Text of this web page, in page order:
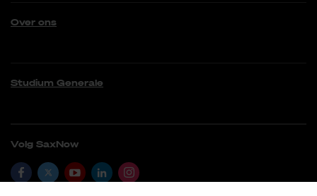
Over ons
Studium Generale
Volg SaxNow